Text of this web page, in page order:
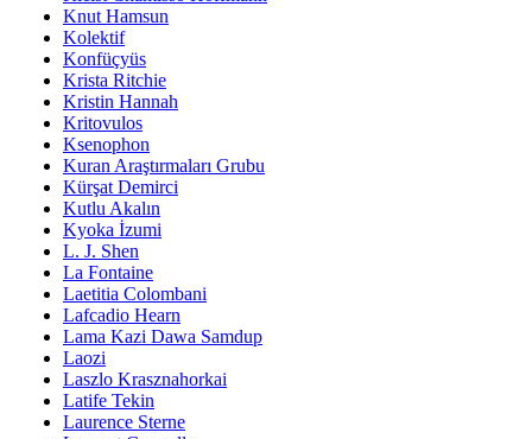
Knut Hamsun
Kolektif
Konfüçyüs
Krista Ritchie
Kristin Hannah
Kritovulos
Ksenophon
Kuran Araştırmaları Grubu
Kürşat Demirci
Kutlu Akalın
Kyoka İzumi
L. J. Shen
La Fontaine
Laetitia Colombani
Lafcadio Hearn
Lama Kazi Dawa Samdup
Laozi
Laszlo Krasznahorkai
Latife Tekin
Laurence Sterne